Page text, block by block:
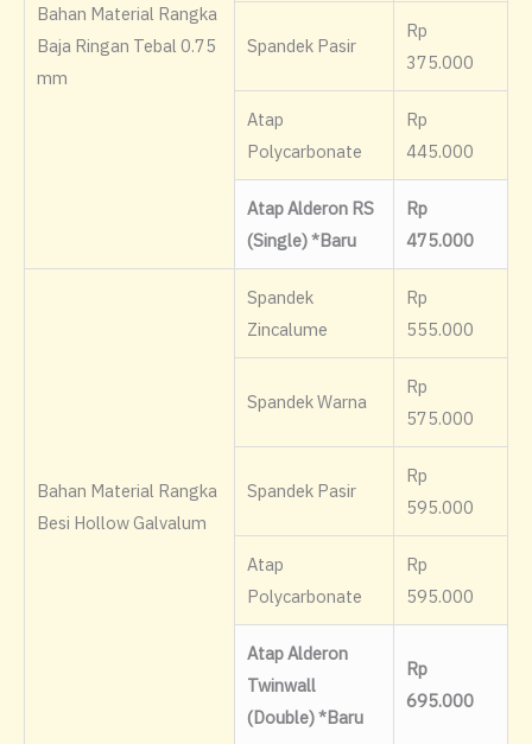
Bahan Material Rangka
Baja Ringan Tebal 0.75
mm
Spandek Pasir
Rp
375.000
Atap
Polycarbonate
Rp
445.000
Atap Alderon RS
(Single) *Baru
Rp
475.000
Bahan Material Rangka
Besi Hollow Galvalum
Spandek
Zincalume
Rp
555.000
Spandek Warna
Rp
575.000
Spandek Pasir
Rp
595.000
Atap
Polycarbonate
Rp
595.000
Atap Alderon
Twinwall
(Double) *Baru
Rp
695.000